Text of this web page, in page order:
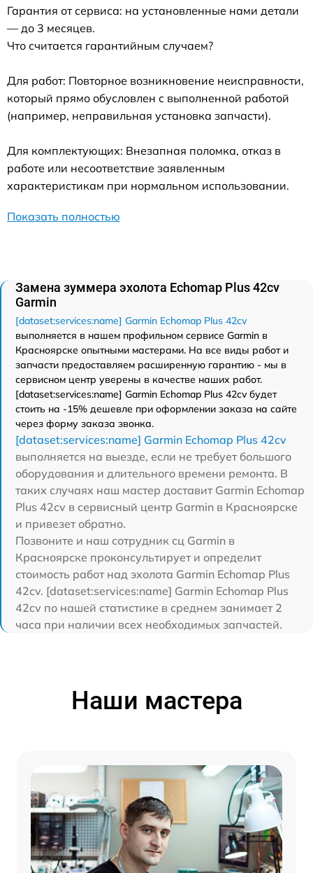
Гарантия от сервиса: на установленные нами детали
— до 3 месяцев.
Что считается гарантийным случаем?
Для работ: Повторное возникновение неисправности,
который прямо обусловлен с выполненной работой
(например, неправильная установка запчасти).
Для комплектующих: Внезапная поломка, отказ в
работе или несоответствие заявленным
характеристикам при нормальном использовании.
Показать полностью
Замена зуммера эхолота Echomap Plus 42cv
Garmin
[dataset:services:name] Garmin Echomap Plus 42cv
выполняется в нашем профильном сервисе Garmin в
Красноярске опытными мастерами. На все виды работ и
запчасти предоставляем расширенную гарантию - мы в
сервисном центр уверены в качестве наших работ.
[dataset:services:name] Garmin Echomap Plus 42cv будет
стоить на -15% дешевле при оформлении заказа на сайте
через форму заказа звонка.
[dataset:services:name] Garmin Echomap Plus 42cv
выполняется на выезде, если не требует большого
оборудования и длительного времени ремонта. В
таких случаях наш мастер доставит Garmin Echomap
Plus 42cv в сервисный центр Garmin в Красноярске
и привезет обратно.
Позвоните и наш сотрудник сц Garmin в
Красноярске проконсультирует и определит
стоимость работ над эхолота Garmin Echomap Plus
42cv. [dataset:services:name] Garmin Echomap Plus
42cv по нашей статистике в среднем занимает 2
часа при наличии всех необходимых запчастей.
Наши мастера